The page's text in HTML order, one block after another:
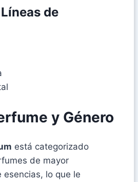
de
y Género
está categorizado
de mayor
esencias, lo que le